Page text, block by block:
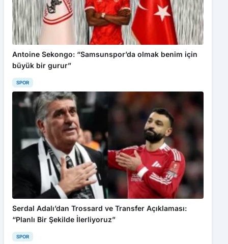
Antoine Sekongo: “Samsunspor’da olmak benim için
büyük bir gurur”
SPOR
Serdal Adalı’dan Trossard ve Transfer Açıklaması:
“Planlı Bir Şekilde İlerliyoruz”
SPOR